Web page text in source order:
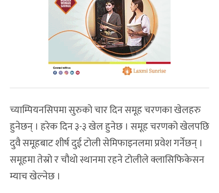
च्याम्पियनसिपमा सुरुको चार दिन समूह चरणका खेलहरु
हुनेछन् । हरेक दिन ३-३ खेल हुनेछ । समूह चरणको खेलपछि
दुवै समूहबाट शीर्ष दुई टोली सेमिफाइनलमा प्रवेश गर्नेछन् ।
समूहमा तेस्रो र चौथो स्थानमा रहने टोलीले क्लासिफिकेसन
म्याच खेल्नेछ ।